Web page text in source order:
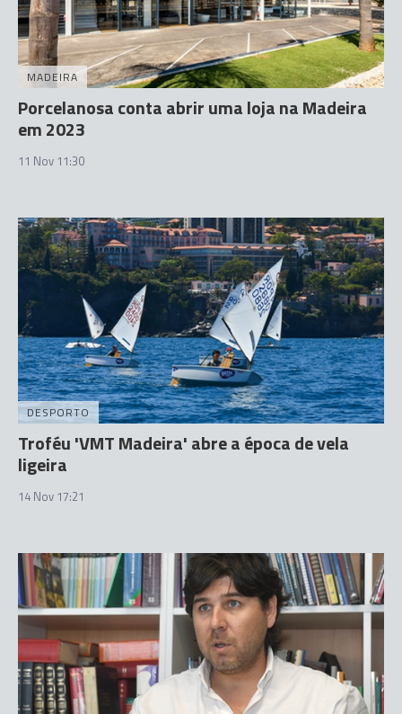
MADEIRA
Porcelanosa conta abrir uma loja na Madeira
em 2023
11 Nov 11:30
DESPORTO
Troféu 'VMT Madeira' abre a época de vela
ligeira
14 Nov 17:21